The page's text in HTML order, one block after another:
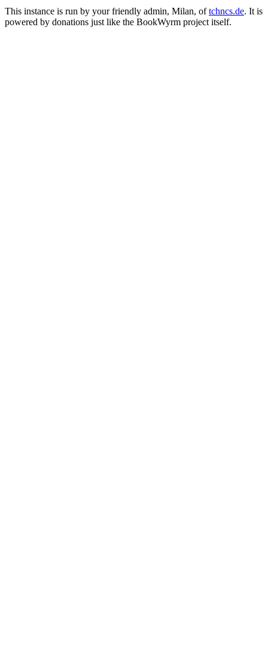
This instance is run by your friendly admin, Milan, oftchncs.de. It is
powered by donations just like the BookWyrm project itself.